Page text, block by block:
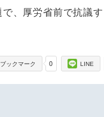
で、厚労省前で抗議
0
ブックマーク LINE